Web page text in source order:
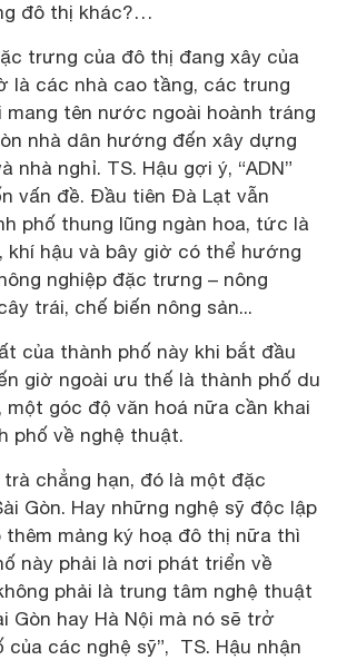
đô thị khác?…
trưng của đô thị đang xây của
là các nhà cao tầng, các trung
tên nước ngoài hoành tráng
nhà dân hướng đến xây dựng
nhà nghỉ. TS. Hậu gợi ý, “ADN”
vấn đề. Đầu tiên Đà Lạt vẫn
phố thung lũng ngàn hoa, tức là
khí hậu và bây giờ có thể hướng
nghiệp đặc trưng – nông
trái, chế biến nông sản...
của thành phố này khi bắt đầu
giờ ngoài ưu thế là thành phố du
góc độ văn hoá nữa cần khai
phố về nghệ thuật.
trà chẳng hạn, đó là một đặc
Gòn. Hay những nghệ sỹ độc lập
thêm mảng ký hoạ đô thị nữa thì
này phải là nơi phát triển về
phải là trung tâm nghệ thuật
Gòn hay Hà Nội mà nó sẽ trở
của các nghệ sỹ”, TS. Hậu nhận